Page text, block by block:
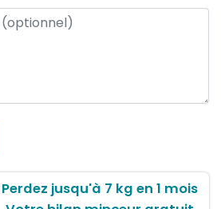
Perdez jusqu'à 7 kg en 1 mois